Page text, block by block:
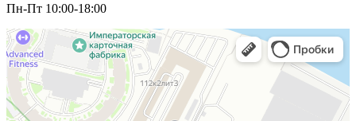
Пн-Пт 10:00-18:00